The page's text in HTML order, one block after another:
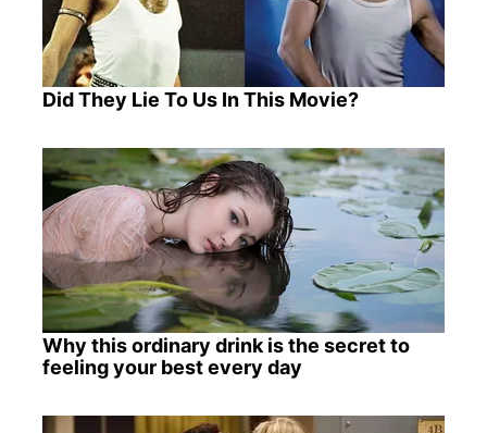
Did They Lie To Us In This Movie?
Why this ordinary drink is the secret to
feeling your best every day